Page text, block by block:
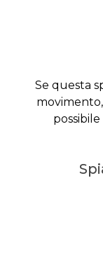
Se questa